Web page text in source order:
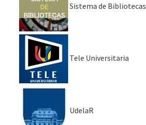
Sistema de Bibliotecas
Tele Universitaria
UdelaR